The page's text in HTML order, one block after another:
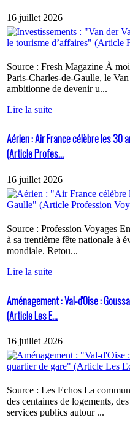
16 juillet 2026
Source : Fresh Magazine À
Paris-Charles-de-Gaulle, le
ambitionne de devenir u...
Lire la suite
Aérien : Air France célèbre les 30
(Article Profes...
16 juillet 2026
Source : Profession Voyages
à sa trentième fête nationale à
mondiale. Retou...
Lire la suite
Aménagement : Val-d'Oise :
(Article Les E...
16 juillet 2026
Source : Les Echos La
des centaines de logements,
services publics autour ...